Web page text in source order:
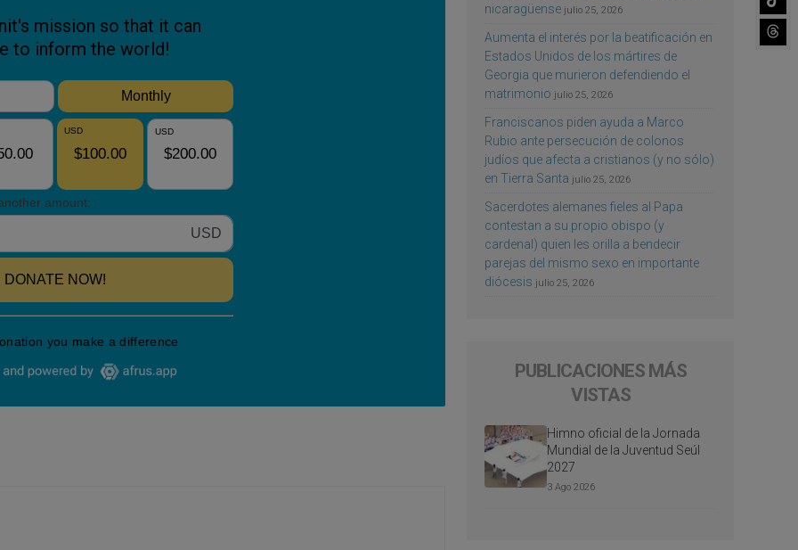
nicaragüense julio 25, 2026
Aumenta el interés por la beatificación en
Estados Unidos de los mártires de
Georgia que murieron defendiendo el
matrimonio julio 25, 2026
Franciscanos piden ayuda a Marco
Rubio ante persecución de colonos
judíos que afecta a cristianos (y no sólo)
en Tierra Santa julio 25, 2026
Sacerdotes alemanes fieles al Papa
contestan a su propio obispo (y
cardenal) quien les orilla a bendecir
parejas del mismo sexo en importante
diócesis julio 25, 2026
PUBLICACIONES MÁS
VISTAS
Himno oficial de la Jornada
Mundial de la Juventud Seúl
2027
3 Ago 2026